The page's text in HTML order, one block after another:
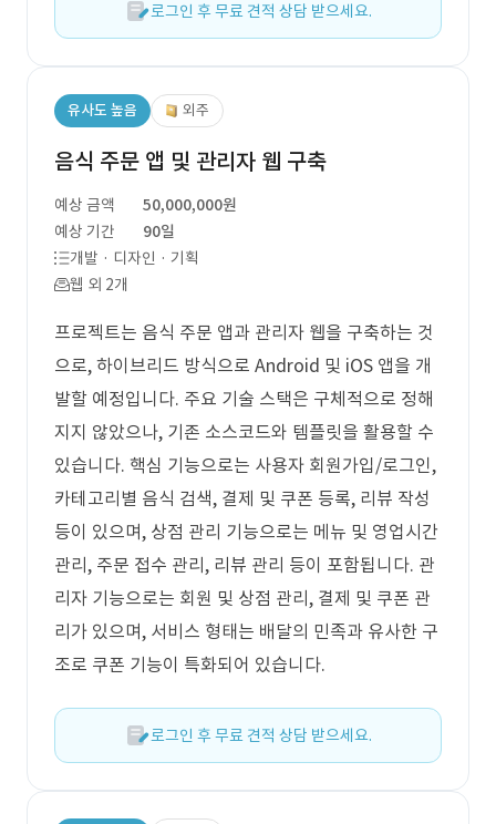
로그인 후 무료 견적 상담 받으세요.
유사도 높음 외주
음식 주문 앱 및 관리자 웹 구축
예상 금액
50,000,000원
예상 기간
90일
개발 · 디자인 · 기획
웹 외 2개
프로젝트는 음식 주문 앱과 관리자 웹을 구축하는 것
으로, 하이브리드 방식으로 Android 및 iOS 앱을 개
발할 예정입니다. 주요 기술 스택은 구체적으로 정해
지지 않았으나, 기존 소스코드와 템플릿을 활용할 수
있습니다. 핵심 기능으로는 사용자 회원가입/로그인,
카테고리별 음식 검색, 결제 및 쿠폰 등록, 리뷰 작성
등이 있으며, 상점 관리 기능으로는 메뉴 및 영업시간
관리, 주문 접수 관리, 리뷰 관리 등이 포함됩니다. 관
리자 기능으로는 회원 및 상점 관리, 결제 및 쿠폰 관
리가 있으며, 서비스 형태는 배달의 민족과 유사한 구
조로 쿠폰 기능이 특화되어 있습니다.
로그인 후 무료 견적 상담 받으세요.